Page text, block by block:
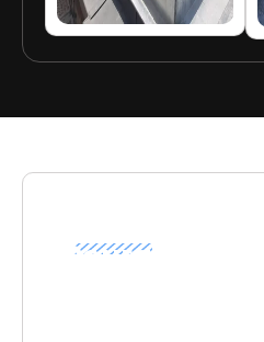
NOS
Pourquoi faire